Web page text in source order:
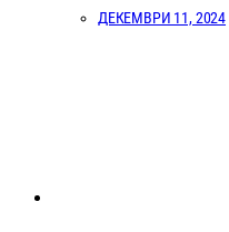
ДЕКЕМВРИ 11, 2024